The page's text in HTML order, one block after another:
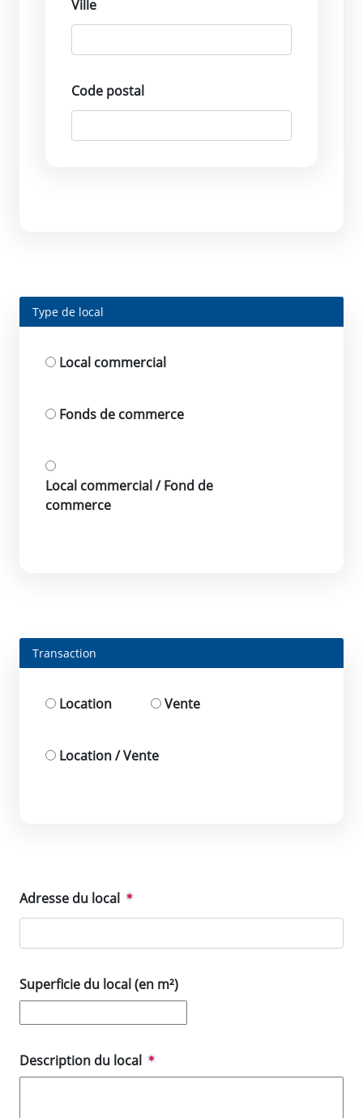
Ville
Code postal
Type de local
Local commercial
Fonds de commerce
Local commercial / Fond de
commerce
Transaction
Location Vente
Location / Vente
Adresse du local
Superficie du local (en m²)
Description du local